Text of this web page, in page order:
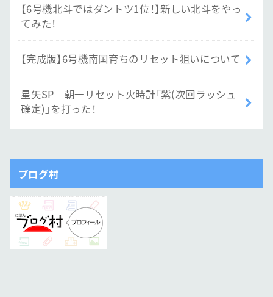
【6号機北斗ではダントツ1位！】新しい北斗をやっ
てみた！
【完成版】6号機南国育ちのリセット狙いについて
星矢SP 朝一リセット火時計「紫(次回ラッシュ
確定)」を打った！
ブログ村